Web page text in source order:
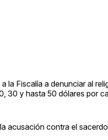
la Fiscalía a denunciar al
30 y hasta 50 dólares por
acusación contra el